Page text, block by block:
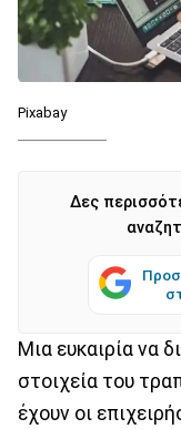
Pixabay
Δες
Μια ευκαιρία να
στοιχεία του
έχουν οι